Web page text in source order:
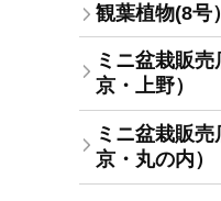
観葉植物(8号）
ミニ盆栽販
京・上野）
ミニ盆栽販
京・丸の内）